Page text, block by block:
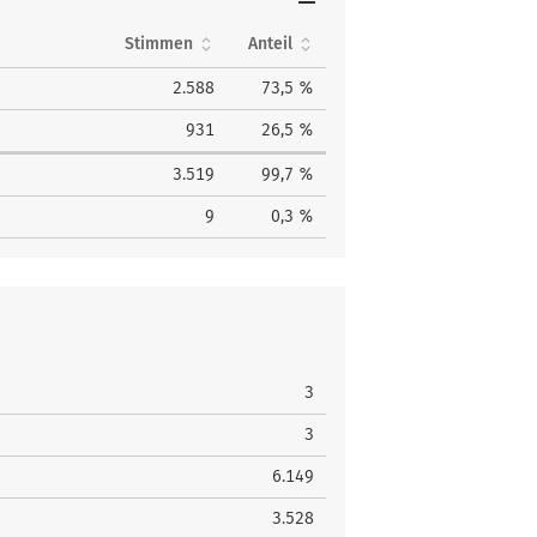
Stimmen Anteil
2.588 73,5 %
931 26,5 %
3.519 99,7 %
9 0,3 %
3
3
6.149
3.528